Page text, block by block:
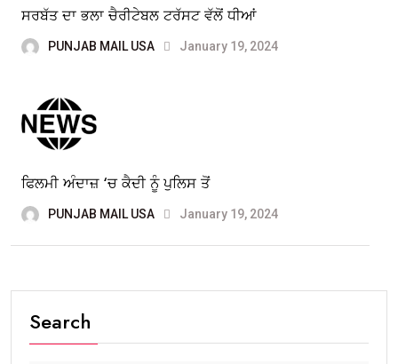
ਸਰਬੱਤ ਦਾ ਭਲਾ ਚੈਰੀਟੇਬਲ ਟਰੱਸਟ ਵੱਲੋਂ ਧੀਆਂ
PUNJAB MAIL USA January 19, 2024
ਫਿਲਮੀ ਅੰਦਾਜ਼ ‘ਚ ਕੈਦੀ ਨੂੰ ਪੁਲਿਸ ਤੋਂ
PUNJAB MAIL USA January 19, 2024
Search